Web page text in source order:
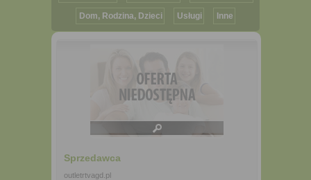
Dom, Rodzina, Dzieci Usługi Inne
Sprzedawca
outletrtvagd.pl